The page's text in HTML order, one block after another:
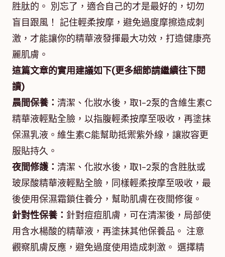
胜肽的。 別忘了，適合自己的才是最好的，切勿
盲目跟風！ 記住輕柔按摩，避免過度摩擦造成刺
激，才能讓你的精華液發揮最大功效，打造健康亮
麗肌膚。
這篇文章的實用建議如下(更多細節請繼續往下閱
讀)
晨間保養： 清潔、化妝水後，取1-2泵的含維生素C
精華液輕點全臉，以指腹輕柔按摩至吸收，再塗抹
保濕乳液。維生素C能幫助抵禦紫外線，讓妝容更
服貼持久。
夜間修護： 清潔、化妝水後，取1-2泵的含胜肽或
玻尿酸精華液輕點全臉，同樣輕柔按摩至吸收，最
後使用保濕霜鎖住養分，幫助肌膚在夜間修復。
針對性保養： 針對痘痘肌膚，可在清潔後，局部使
用含水楊酸的精華液，再塗抹其他保養品。 注意
觀察肌膚反應，避免過度使用造成刺激。 選擇精